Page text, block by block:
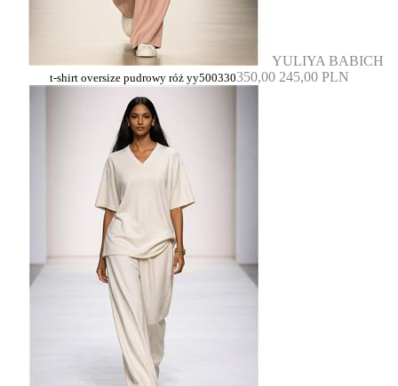
YULIYA BABICH
t-shirt oversize pudrowy róż yy500330350,00 245,00 PLN